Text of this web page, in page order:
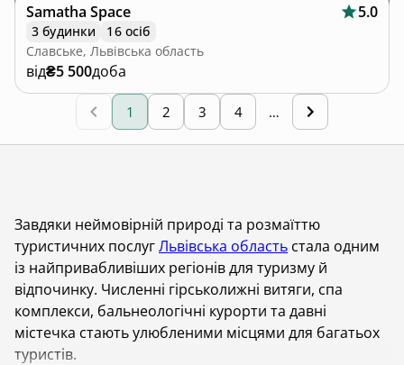
Samatha Space 5.0
3 будинки
16 осіб
Славське, Львівська область
від₴5 500доба
1 2 3 4 …
Завдяки неймовірній природі та розмаїттю
туристичних послугЛьвівська область стала одним
із найпривабливіших регіонів для туризму й
відпочинку. Численні гірськолижні витяги, спа
комплекси, бальнеологічні курорти та давні
містечка стають улюбленими місцями для багатьох
туристів.